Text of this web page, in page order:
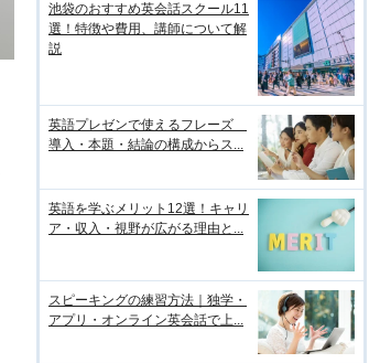
池袋のおすすめ英会話スクール11
選！特徴や費用、講師について解
説
英語プレゼンで使えるフレーズ
導入・本題・結論の構成からス...
英語を学ぶメリット12選！キャリ
ア・収入・視野が広がる理由と...
スピーキングの練習方法｜独学・
アプリ・オンライン英会話で上...